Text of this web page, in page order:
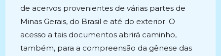
de acervos provenientes de várias partes de
Minas Gerais, do Brasil e até do exterior. O
acesso a tais documentos abrirá caminho,
também, para a compreensão da gênese das